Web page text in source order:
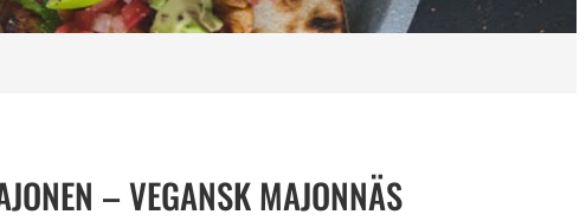
– VEGANSK MAJONNÄS